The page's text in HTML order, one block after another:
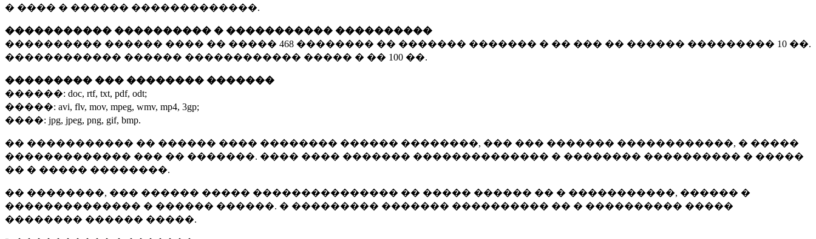
� ���� � ������ �������������.
����������� ���������� � ����������� ����������
���������� ������ ���� �� ����� 468 �������� �� ������� ������� � �� ��� �� ������ ��������� 10 ��.
������������ ������ ������������ ����� � �� 100 ��.
��������� ��� �������� �������
������: doc, rtf, txt, pdf, odt;
�����: avi, flv, mov, mpeg, wmv, mp4, 3gp;
����: jpg, jpeg, png, gif, bmp.
�� ����������� �� ������ ���� �������� ������ ��������, ��� ��� ������� ������������, � �����
������������� ��� �� �������. ���� ���� ������� �������������� � �������� ���������� � �����
�� � ����� ��������.
�� ��������, ��� ������ ����� ��������������� �� ����� ������ �� � �����������, ������ �
�������������� � ������ ������. � ��������� ������� ���������� �� � ���������� �����
�������� ������ �����.